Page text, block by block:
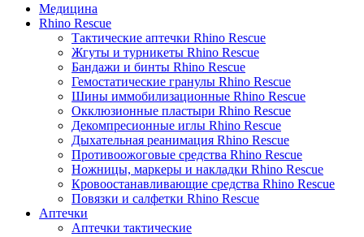
Медицина
Rhino Rescue
Тактические аптечки Rhino Rescue
Жгуты и турникеты Rhino Rescue
Бандажи и бинты Rhino Rescue
Гемостатические гранулы Rhino Rescue
Шины иммобилизационные Rhino Rescue
Окклюзионные пластыри Rhino Rescue
Декомпресионные иглы Rhino Rescue
Дыхательная реанимация Rhino Rescue
Противоожоговые средства Rhino Rescue
Ножницы, маркеры и накладки Rhino Rescue
Кровоостанавливающие средства Rhino Rescue
Повязки и салфетки Rhino Rescue
Аптечки
Аптечки тактические